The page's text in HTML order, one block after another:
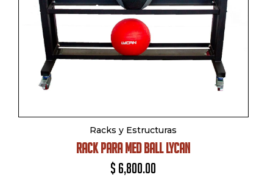
Racks y Estructuras
RACK PARA MED BALL LYCAN
$ 6,800.00